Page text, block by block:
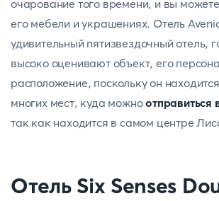
очарование того времени, и вы можете
его мебели и украшениях. Отель
удивительный пятизвездочный отель,
высоко оценивают объект, его
расположение, поскольку он
многих мест, куда можноотправиться
так как находится в самом центре
Отель Six Senses